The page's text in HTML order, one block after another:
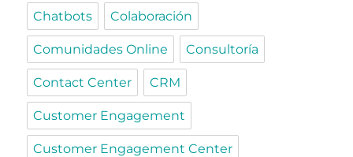
Chatbots Colaboración
Comunidades Online Consultoría
Contact Center CRM
Customer Engagement
Customer Engagement Center